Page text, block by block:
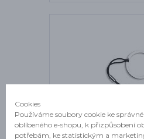
Cookies
Používáme soubory cookie ke
oblíbeného e-shopu, k přizpůsobení
potřebám, ke statistickým a